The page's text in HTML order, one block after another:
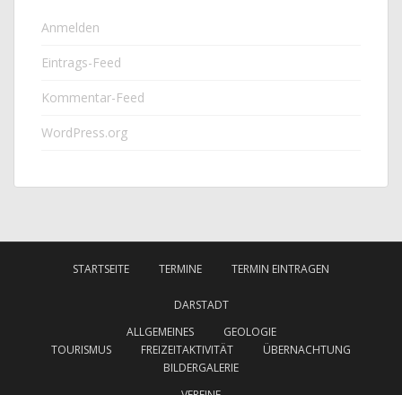
Anmelden
Eintrags-Feed
Kommentar-Feed
WordPress.org
STARTSEITE TERMINE TERMIN EINTRAGEN
DARSTADT
ALLGEMEINES
GEOLOGIE
TOURISMUS
FREIZEITAKTIVITÄT
ÜBERNACHTUNG
BILDERGALERIE